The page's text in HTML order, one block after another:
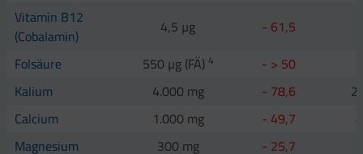
Vitamin B12
(Cobalamin)
4,5 µg - 61,5
Folsäure
550 µg (FÄ) 4 - > 50
Kalium
4.000 mg - 78,6
Calcium
1.000 mg - 49,7
Magnesium
300 mg - 25,7